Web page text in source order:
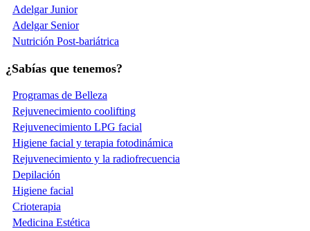
Adelgar Junior
Adelgar Senior
Nutrición Post-bariátrica
¿Sabías que tenemos?
Programas de Belleza
Rejuvenecimiento coolifting
Rejuvenecimiento LPG facial
Higiene facial y terapia fotodinámica
Rejuvenecimiento y la radiofrecuencia
Depilación
Higiene facial
Crioterapia
Medicina Estética